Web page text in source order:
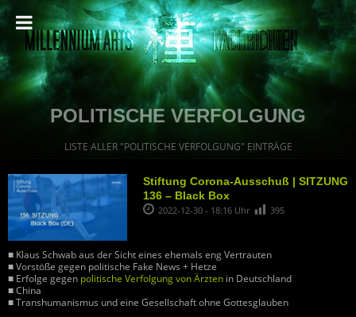
POLITISCHE VERFOLGUNG
LISTE ALLER "POLITISCHE VERFOLGUNG" EINTRÄGE
Stiftung Corona-Ausschuß | SITZUNG
136 – Black Box
2022-12-30 - 18:16 Uhr 395
■ Klaus Schwab aus der Sicht eines ehemals eng Vertrauten
■ Vorstöße gegen politische Fake News + Hetze
■ Erfolge gegen politische Verfolgung von Ärzten in Deutschland
■ China
■ Transhumanismus und eine Gesellschaft ohne Gottesglauben